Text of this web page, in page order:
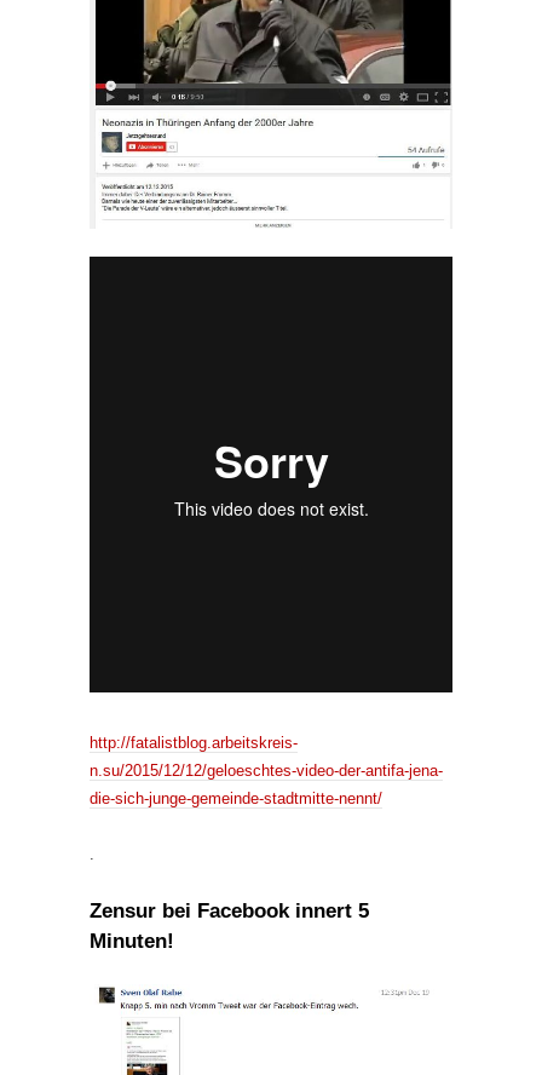
http://fatalistblog.arbeitskreis-
n.su/2015/12/12/geloeschtes-video-der-antifa-jena-
die-sich-junge-gemeinde-stadtmitte-nennt/
.
Zensur bei Facebook innert 5
Minuten!